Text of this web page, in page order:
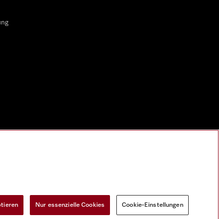
Nur essenzielle Cookies Cookie-Einstellungen